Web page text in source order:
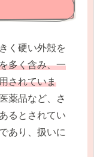
く硬い外殻を
多く含み、一
されていま
薬品など、さ
るとされてい
あり、扱いに